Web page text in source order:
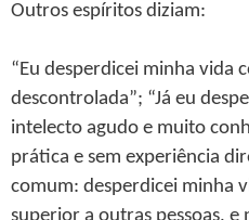
Outros espíritos diziam:
“Eu desperdicei minha vida
descontrolada”; “Já eu
intelecto agudo e muito
prática e sem experiência
comum: desperdicei minha